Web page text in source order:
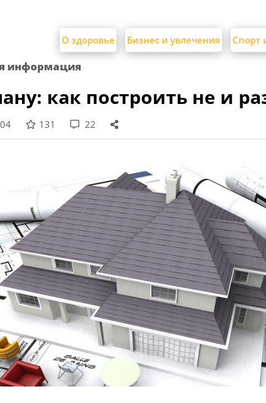
О здоровье Бизнес и увлечения Спорт
информация
как построить не и
131 22